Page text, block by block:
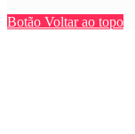
Botão Voltar ao topo